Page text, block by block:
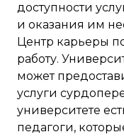
доступности
и оказания им
Центр карьеры
работу.
может
услуги
университете
педагоги,